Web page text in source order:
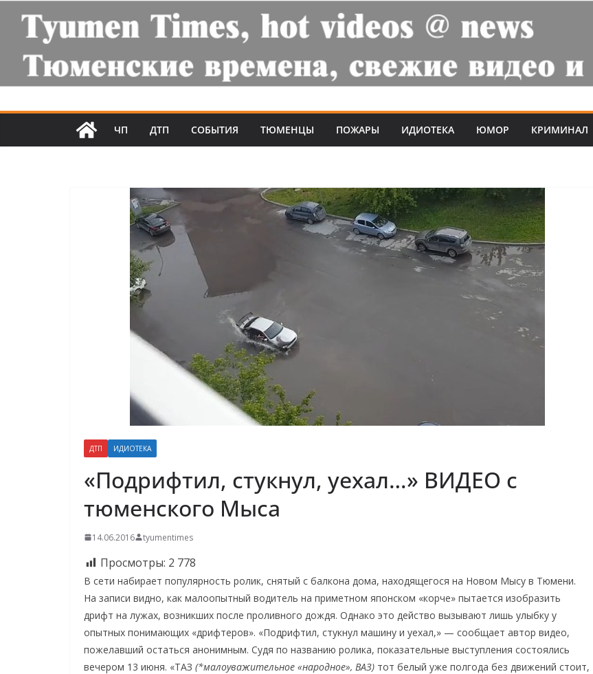
ЧП ДТП СОБЫТИЯ ТЮМЕНЦЫ ПОЖАРЫ ИДИОТЕКА ЮМОР КРИМИНАЛ
ДТП ИДИОТЕКА
«Подрифтил, стукнул, уехал…» ВИДЕО с
тюменского Мыса
14.06.2016 tyumentimes
Просмотры: 2 778
В сети набирает популярность ролик, снятый с балкона дома, находящегося на Новом Мысу в Тюмени.
На записи видно, как малоопытный водитель на приметном японском «корче» пытается изобразить
дрифт на лужах, возникших после проливного дождя. Однако это действо вызывают лишь улыбку у
опытных понимающих «дрифтеров». «Подрифтил, стукнул машину и уехал,» — сообщает автор видео,
пожелавший остаться анонимным. Судя по названию ролика, показательные выступления состоялись
вечером 13 июня. «ТАЗ (*малоуважительное «народное», ВАЗ) тот белый уже полгода без движений стоит,